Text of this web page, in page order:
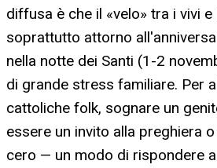
diffusa è che il «velo» tra i vivi
soprattutto attorno
nella notte dei Santi (1-2
di grande stress familiare. Per
cattoliche folk, sognare un
essere un invito alla preghiera
cero — un modo di rispondere